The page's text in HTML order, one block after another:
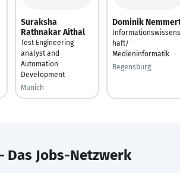
Suraksha
Rathnakar Aithal
Test Engineering
analyst and
Automation
Development
Munich
Dominik
haft/
Medieninformatik
Regensburg
Das Jobs-Netzwerk